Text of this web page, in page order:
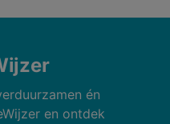
én
en ontdek